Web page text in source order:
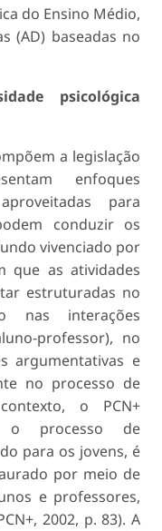
do Ensino Médio,
(AD) baseadas no
psicológica
a legislação
enfoques
para
conduzir os
vivenciado por
que as atividades
estruturadas no
nas interações
professor), no
argumentativas e
no processo de
o PCN+
o processo de
para os jovens, é
por meio de
e professores,
2002, p. 83). A